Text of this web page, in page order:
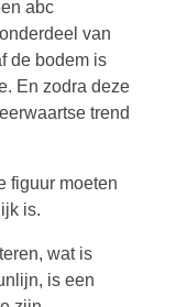
abc
van
de bodem is
En zodra deze
trend
figuur moeten
is.
wat is
is een